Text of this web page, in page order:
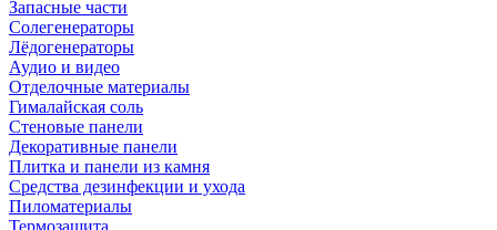
Запасные части
Солегенераторы
Лёдогенераторы
Аудио и видео
Отделочные материалы
Гималайская соль
Стеновые панели
Декоративные панели
Плитка и панели из камня
Средства дезинфекции и ухода
Пиломатериалы
Термозащита